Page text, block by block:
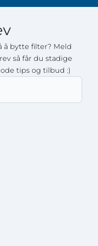
å bytte filter? Meld
så får du stadige
tips og tilbud :)